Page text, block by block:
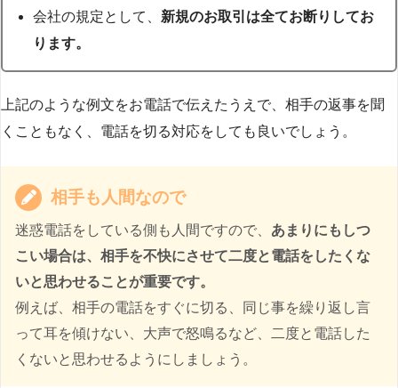
会社の規定として、 新規のお取引は全てお断りしてお
ります。
上記のような例文をお電話で伝えたうえで、相手の返事を聞
くこともなく、電話を切る対応をしても良いでしょう。
相手も人間なので
迷惑電話をしている側も人間ですので、 あまりにもしつ
こい場合は、相手を不快にさせて二度と電話をしたくな
いと思わせることが重要です。
例えば、相手の電話をすぐに切る、同じ事を繰り返し言
って耳を傾けない、大声で怒鳴るなど、二度と電話した
くないと思わせるようにしましょう。